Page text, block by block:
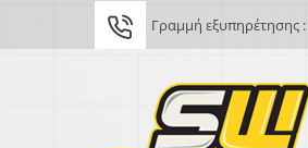
Γραμμή εξυπηρέτησης :